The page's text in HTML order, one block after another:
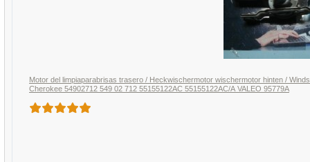
Motor del limpiaparabrisas trasero / Heckwischermotor wischermotor hinten /
Cherokee 54902712 549 02 712 55155122AC 55155122AC/A VALEO 95779A